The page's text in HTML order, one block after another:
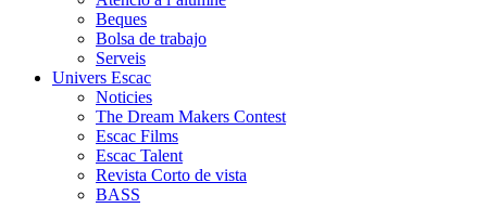
Beques
Bolsa de trabajo
Serveis
Univers Escac
Noticies
The Dream Makers Contest
Escac Films
Escac Talent
Revista Corto de vista
BASS